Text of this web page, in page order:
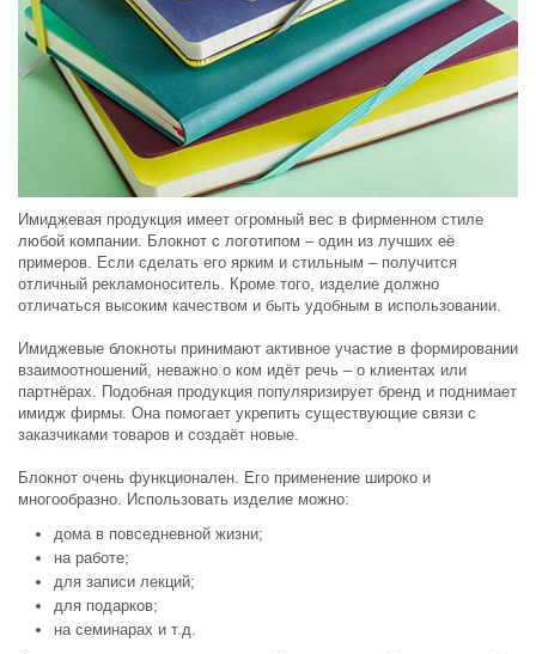
Имиджевая продукция имеет огромный вес в фирменном стиле
любой компании. Блокнот с логотипом – один из лучших её
примеров. Если сделать его ярким и стильным – получится
отличный рекламоноситель. Кроме того, изделие должно
отличаться высоким качеством и быть удобным в использовании.
Имиджевые блокноты принимают активное участие в формировании
взаимоотношений, неважно о ком идёт речь – о клиентах или
партнёрах. Подобная продукция популяризирует бренд и поднимает
имидж фирмы. Она помогает укрепить существующие связи с
заказчиками товаров и создаёт новые.
Блокнот очень функционален. Его применение широко и
многообразно. Использовать изделие можно:
дома в повседневной жизни;
на работе;
для записи лекций;
для подарков;
на семинарах и т.д.